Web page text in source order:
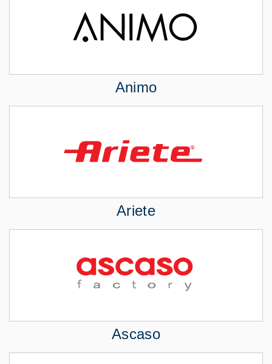
Animo
Ariete
Ascaso